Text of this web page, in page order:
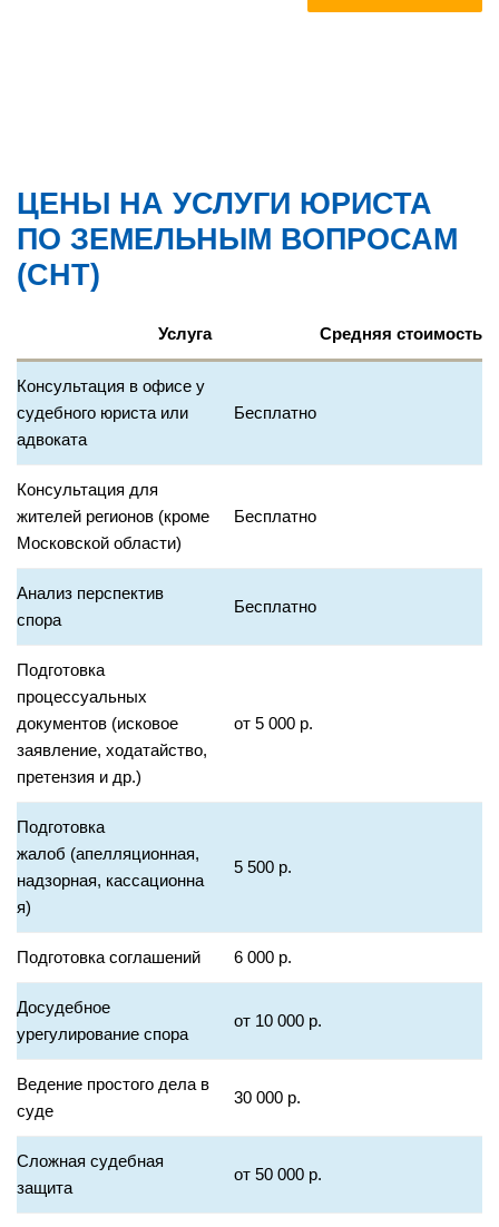
ЦЕНЫ НА УСЛУГИ ЮРИСТА
ПО ЗЕМЕЛЬНЫМ ВОПРОСАМ
(СНТ)
Услуга Средняя стоимость
Консультация в офисе у
судебного юриста или
адвоката
Бесплатно
Консультация для
жителей регионов (кроме
Московской области)
Бесплатно
Анализ перспектив
спора
Бесплатно
Подготовка
процессуальных
документов (исковое
заявление, ходатайство,
претензия и др.)
от 5 000 р.
Подготовка
жалоб (апелляционная,
надзорная, кассационна
я)
5 500 р.
Подготовка соглашений 6 000 р.
Досудебное
урегулирование спора
от 10 000 р.
Ведение простого дела в
суде
30 000 р.
Сложная судебная
защита
от 50 000 р.